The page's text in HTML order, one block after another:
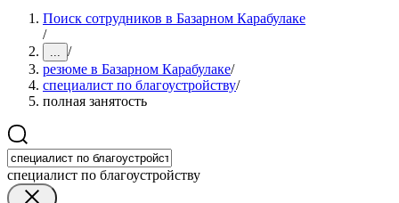
Поиск сотрудников в Базарном Карабулаке
/
... /
резюме в Базарном Карабулаке/
специалист по благоустройству/
полная занятость
специалист по благоустройству